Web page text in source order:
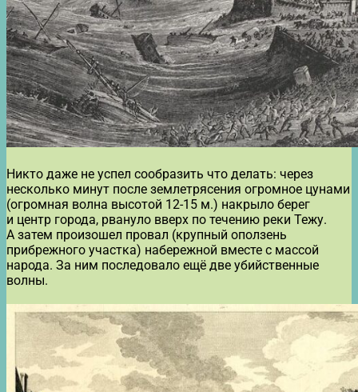
Никто даже не успел сообразить что делать: через
несколько минут после землетрясения огромное цунами
(огромная волна высотой 12-15 м.) накрыло берег
и центр города, рвануло вверх по течению реки Тежу.
А затем произошел провал (крупный оползень
прибрежного участка) набережной вместе с массой
народа. За ним последовало ещё две убийственные
волны.